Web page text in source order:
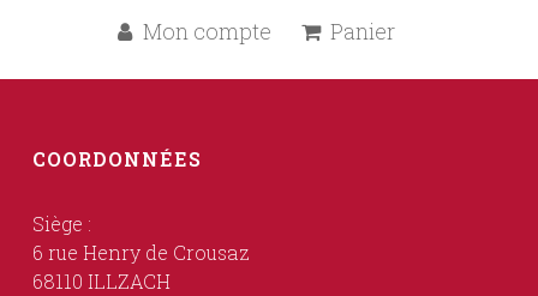
Mon compte Panier
COORDONNÉES
Siège :
6 rue Henry de Crousaz
68110 ILLZACH